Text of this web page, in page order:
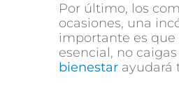
Por último, los
ocasiones, una
importante es que
esencial, no
bienestar ayudará